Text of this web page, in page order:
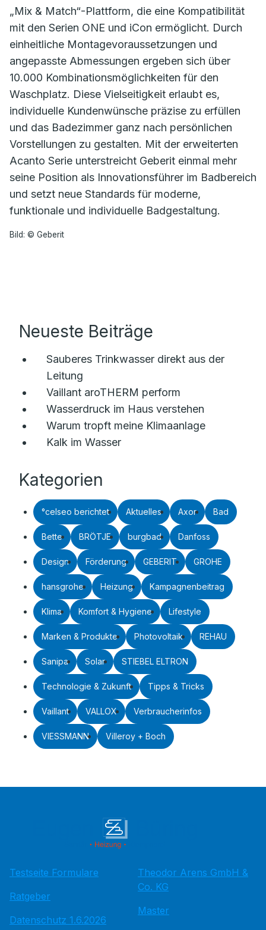
„Mix & Match“-Plattform, die eine Kompatibilität
mit den Serien ONE und iCon ermöglicht. Durch
einheitliche Montagevoraussetzungen und
angepasste Abmessungen ergeben sich über
10.000 Kombinationsmöglichkeiten für den
Waschplatz. Diese Vielseitigkeit erlaubt es,
individuelle Kundenwünsche präzise zu erfüllen
und das Badezimmer ganz nach persönlichen
Vorstellungen zu gestalten. Mit der erweiterten
Acanto Serie unterstreicht Geberit einmal mehr
seine Position als Innovationsführer im Badbereich
und setzt neue Standards für moderne,
funktionale und individuelle Badgestaltung.
Bild: © Geberit
Neueste Beiträge
Sauberes Trinkwasser direkt aus der
Leitung
Vaillant aroTHERM perform
Wasserdruck im Haus verstehen
Warum tropft meine Klimaanlage
Kalk im Wasser
Kategorien
°celseo berichtet Aktuelles Axor Bad
Bette BRÖTJE burgbad Danfoss
Design Förderung GEBERIT GROHE
hansgrohe Heizung Kampagnenbeitrag
Klima Komfort & Hygiene Lifestyle
Marken & Produkte Photovoltaik REHAU
Sanipa Solar STIEBEL ELTRON
Technologie & Zukunft Tipps & Tricks
Vaillant VALLOX Verbraucherinfos
VIESSMANN Villeroy + Boch
Testseite Formulare
Ratgeber
Datenschutz 1.6.2026
Theodor Arens GmbH &
Co. KG
Master